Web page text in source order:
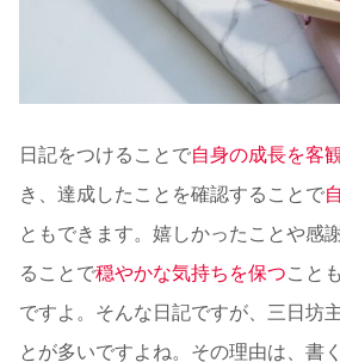
日記をつけることで自身の成長を客
き、達成したことを確認することで
ともできます。嬉しかったことや感
ることで穏やかな気持ちを保つこと
ですよ。そんな日記ですが、三日坊
とが多いですよね。その理由は、書